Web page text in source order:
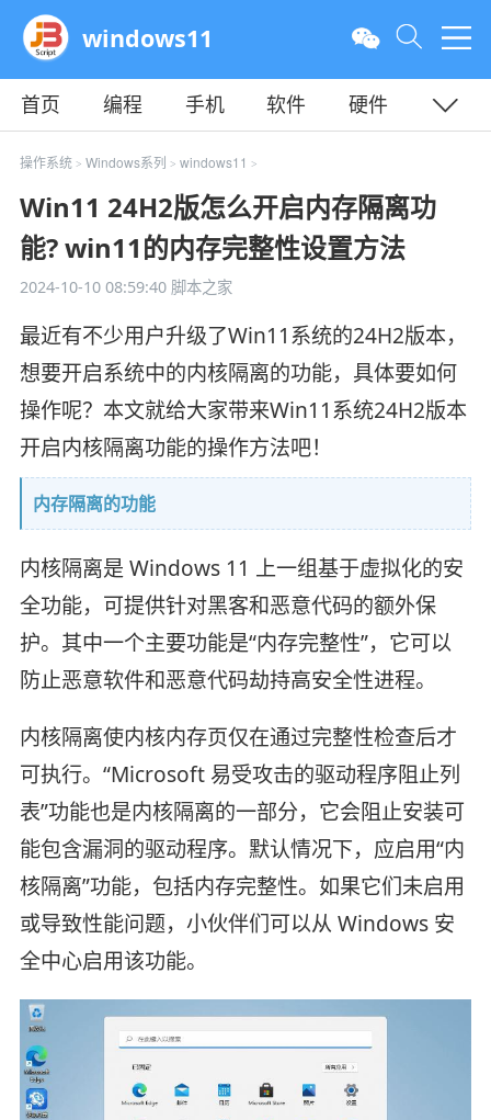
windows11
首页 编程 手机 软件
硬件
教程
平面 服务器
操作系统> Windows系列 > windows11 >
Win11 24H2版怎么开启内存隔离功
能? win11的内存完整性设置方法
2024-10-10 08:59:40脚本之家
最近有不少用户升级了Win11系统的24H2版本，
想要开启系统中的内核隔离的功能，具体要如何
操作呢？本文就给大家带来Win11系统24H2版本
开启内核隔离功能的操作方法吧！
内存隔离的功能
内核隔离是 Windows 11 上一组基于虚拟化的安
全功能，可提供针对黑客和恶意代码的额外保
护。其中一个主要功能是“内存完整性”，它可以
防止恶意软件和恶意代码劫持高安全性进程。
内核隔离使内核内存页仅在通过完整性检查后才
可执行。“Microsoft 易受攻击的驱动程序阻止列
表”功能也是内核隔离的一部分，它会阻止安装可
能包含漏洞的驱动程序。默认情况下，应启用“内
核隔离”功能，包括内存完整性。如果它们未启用
或导致性能问题，小伙伴们可以从 Windows 安
全中心启用该功能。